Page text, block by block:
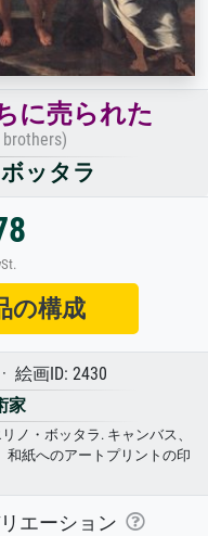
に売られた
ッタラ
の構成
絵画ID: 2430
家
ノ・ボッタラ. キャンバス、
和紙へのアートプリントの印
エーション